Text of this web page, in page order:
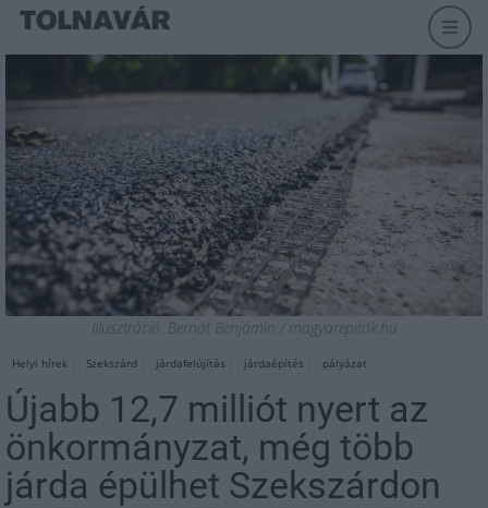
Illusztráció: Bernát Benjámin / magyarepitok.hu
Helyi hírek Szekszárd járdafelújítás járdaépítés pályázat
Újabb 12,7 milliót nyert az
önkormányzat, még több
járda épülhet Szekszárdon